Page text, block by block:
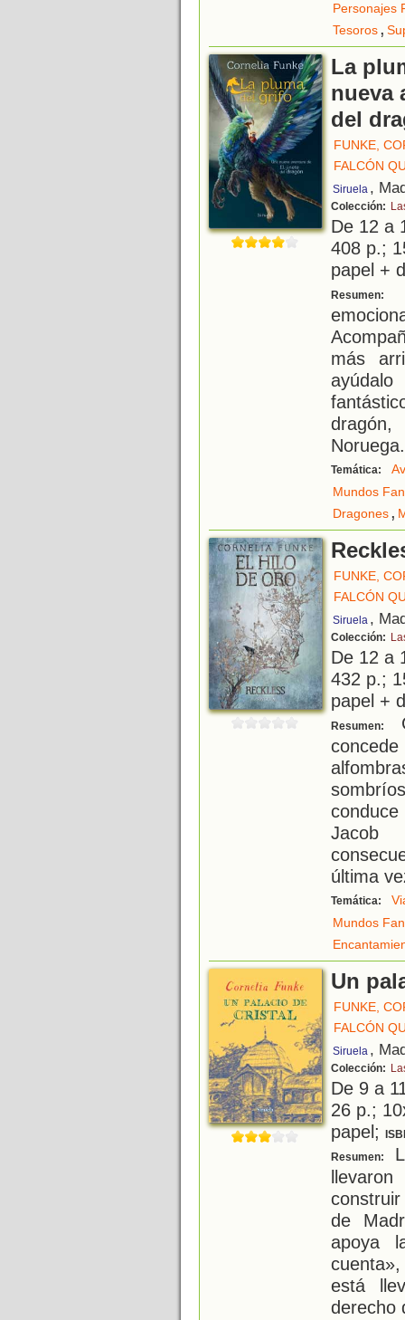
Personajes
Tesoros,
La
nueva
del
FUNKE,
FALCÓN
Siruela ,
Colección:
De 12 a
408 p.;
papel +
Resumen:
más
Temática:
Mundos
Dragones,
FUNKE,
FALCÓN
Siruela ,
Colección:
De 12 a
432 p.;
papel +
Resumen:
última
Temática:
Mundos
Un
FUNKE,
FALCÓN
Siruela ,
Colección:
De 9 a
26 p.;
papel;
Resumen:
de
apoya
está
derecho